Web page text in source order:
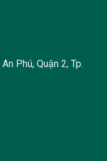
Phú, Quận 2, Tp.